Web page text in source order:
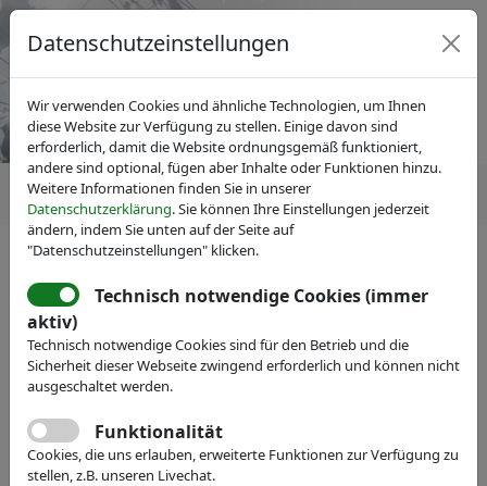
IVAM Fachverband für Mikrotechnik
ATLANT 3D verpflichtet sich zu
einer abfallfreien
Nanofabrikation für eine
nachhaltige Zukunft.
Datenschutzeinstellungen
Wir verwenden Cookies und ähnliche Technologien, um Ihnen
diese Website zur Verfügung zu stellen. Einige davon sind
erforderlich, damit die Website ordnungsgemäß funktioniert,
andere sind optional, fügen aber Inhalte oder Funktionen hinzu.
Weitere Informationen finden Sie in unserer
Datenschutzerklärung. Sie können Ihre Einstellungen jederzeit
ändern, indem Sie unten auf der Seite auf
"Datenschutzeinstellungen" klicken.
Technisch notwendige Cookies (immer
aktiv)
Technisch notwendige Cookies sind für den Betrieb und die
Sicherheit dieser Webseite zwingend erforderlich und können nicht
ausgeschaltet werden.
Funktionalität
Cookies, die uns erlauben, erweiterte Funktionen zur Verfügung zu
stellen, z.B. unseren Livechat.